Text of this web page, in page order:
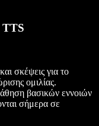
TTS
σκέψεις για το
ομιλίας.
βασικών εννοιών
σήμερα σε